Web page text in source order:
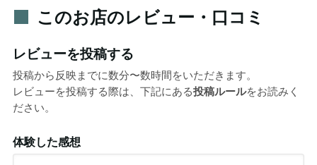
このお店のレビュー・口コミ
レビューを投稿する
投稿から反映までに数分〜数時間をいただきます。
レビューを投稿する際は、下記にある投稿ルールをお読みく
ださい。
体験した感想